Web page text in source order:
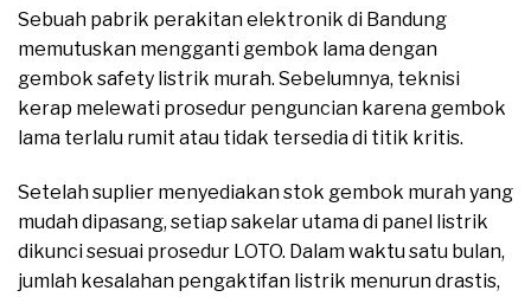
Sebuah pabrik perakitan elektronik di Bandung
memutuskan mengganti gembok lama dengan
gembok safety listrik murah. Sebelumnya, teknisi
kerap melewati prosedur penguncian karena gembok
lama terlalu rumit atau tidak tersedia di titik kritis.
Setelah suplier menyediakan stok gembok murah yang
mudah dipasang, setiap sakelar utama di panel listrik
dikunci sesuai prosedur LOTO. Dalam waktu satu bulan,
jumlah kesalahan pengaktifan listrik menurun drastis,